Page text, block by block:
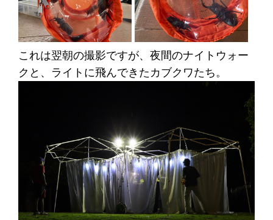
これは翌朝の撮影ですが、夜間のナイトウォー
クと、ライトに飛んできたカブクワたち。